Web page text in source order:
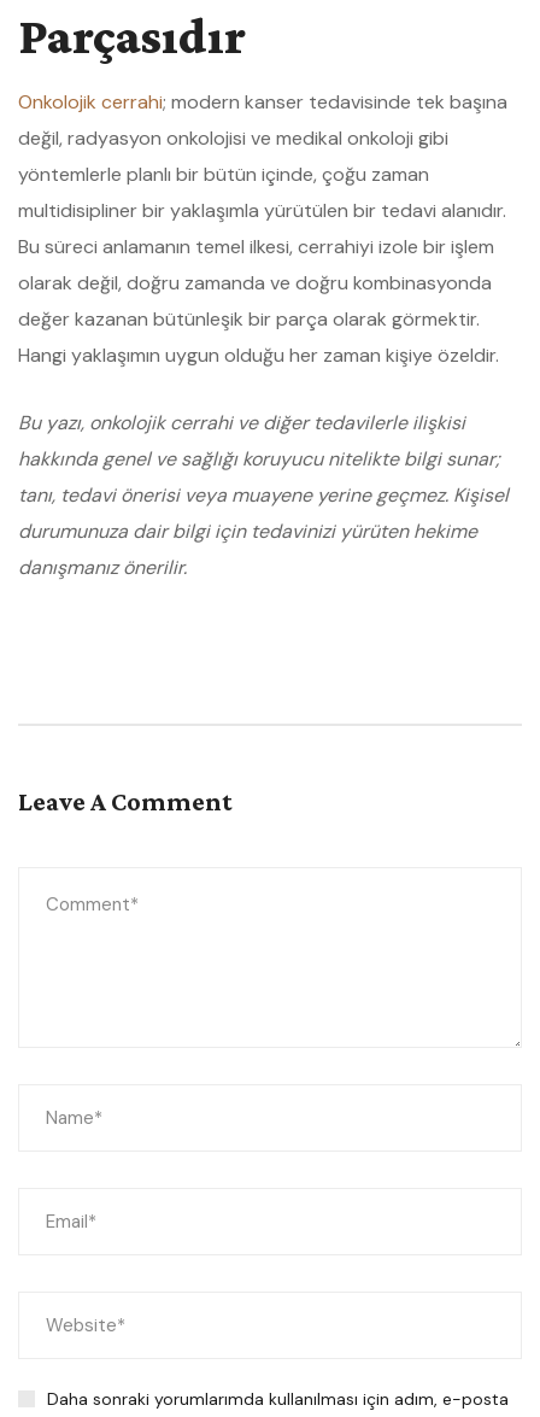
Parçasıdır
Onkolojik cerrahi; modern kanser tedavisinde tek başına
değil, radyasyon onkolojisi ve medikal onkoloji gibi
yöntemlerle planlı bir bütün içinde, çoğu zaman
multidisipliner bir yaklaşımla yürütülen bir tedavi alanıdır.
Bu süreci anlamanın temel ilkesi, cerrahiyi izole bir işlem
olarak değil, doğru zamanda ve doğru kombinasyonda
değer kazanan bütünleşik bir parça olarak görmektir.
Hangi yaklaşımın uygun olduğu her zaman kişiye özeldir.
Bu yazı, onkolojik cerrahi ve diğer tedavilerle ilişkisi
hakkında genel ve sağlığı koruyucu nitelikte bilgi sunar;
tanı, tedavi önerisi veya muayene yerine geçmez. Kişisel
durumunuza dair bilgi için tedavinizi yürüten hekime
danışmanız önerilir.
Leave A Comment
Daha sonraki yorumlarımda kullanılması için adım, e-posta